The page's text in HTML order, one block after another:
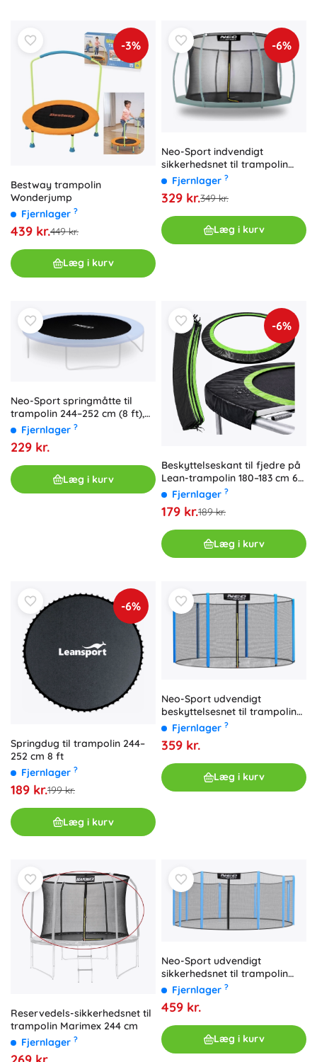
-3%
Bestway trampolin
Wonderjump
Fjernlager ?
439 kr.449 kr.
Læg i kurv
-6%
Neo-Sport indvendigt
sikkerhedsnet til trampolin
366–374 cm (12 ft), 8 stolper
Fjernlager ?
329 kr.349 kr.
Læg i kurv
Neo-Sport springmåtte til
trampolin 244–252 cm (8 ft),
42 fjedre
Fjernlager ?
229 kr.
Læg i kurv
-6%
Beskyttelseskant til fjedre på
Lean-trampolin 180–183 cm 6
ft sort
Fjernlager ?
179 kr.189 kr.
Læg i kurv
-6%
Springdug til trampolin 244–
252 cm 8 ft
Fjernlager ?
189 kr.199 kr.
Læg i kurv
Neo-Sport udvendigt
beskyttelsesnet til trampolin
305–312 cm (10 ft) til 6 stolper
Fjernlager ?
359 kr.
Læg i kurv
Reservedels-sikkerhedsnet til
trampolin Marimex 244 cm
Fjernlager ?
Neo-Sport udvendigt
sikkerhedsnet til trampolin
457–465 cm (15 ft) til 10
stolper
Fjernlager ?
459 kr.
Læg i kurv